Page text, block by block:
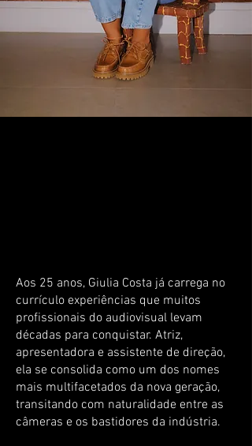
Aos 25 anos, Giulia Costa já carrega no
currículo experiências que muitos
profissionais do audiovisual levam
décadas para conquistar. Atriz,
apresentadora e assistente de direção,
ela se consolida como um dos nomes
mais multifacetados da nova geração,
transitando com naturalidade entre as
câmeras e os bastidores da indústria.